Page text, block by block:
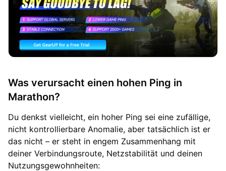
Was verursacht einen hohen Ping in
Marathon?
Du denkst vielleicht, ein hoher Ping sei eine zufällige,
nicht kontrollierbare Anomalie, aber tatsächlich ist er
das nicht – er steht in engem Zusammenhang mit
deiner Verbindungsroute, Netzstabilität und deinen
Nutzungsgewohnheiten: